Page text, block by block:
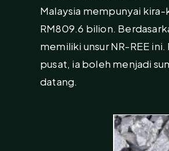
Malaysia mempunyai kira-
RM809.6 bilion.
memiliki unsur NR-REE
pusat, ia boleh menjadi
datang.